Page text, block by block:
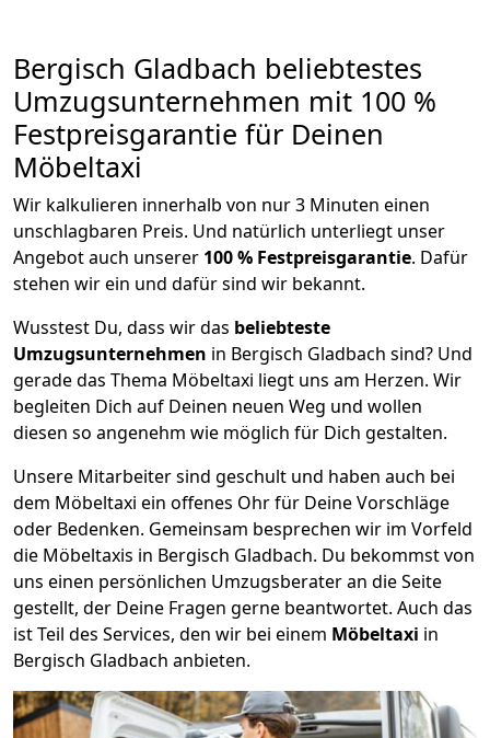
Bergisch Gladbach beliebtestes
Umzugsunternehmen mit 100 %
Festpreisgarantie für Deinen
Möbeltaxi
Wir kalkulieren innerhalb von nur 3 Minuten einen
unschlagbaren Preis. Und natürlich unterliegt unser
Angebot auch unserer 100 % Festpreisgarantie. Dafür
stehen wir ein und dafür sind wir bekannt.
Wusstest Du, dass wir das beliebteste
Umzugsunternehmen in Bergisch Gladbach sind? Und
gerade das Thema Möbeltaxi liegt uns am Herzen. Wir
begleiten Dich auf Deinen neuen Weg und wollen
diesen so angenehm wie möglich für Dich gestalten.
Unsere Mitarbeiter sind geschult und haben auch bei
dem Möbeltaxi ein offenes Ohr für Deine Vorschläge
oder Bedenken. Gemeinsam besprechen wir im Vorfeld
die Möbeltaxis in Bergisch Gladbach. Du bekommst von
uns einen persönlichen Umzugsberater an die Seite
gestellt, der Deine Fragen gerne beantwortet. Auch das
ist Teil des Services, den wir bei einem Möbeltaxi in
Bergisch Gladbach anbieten.